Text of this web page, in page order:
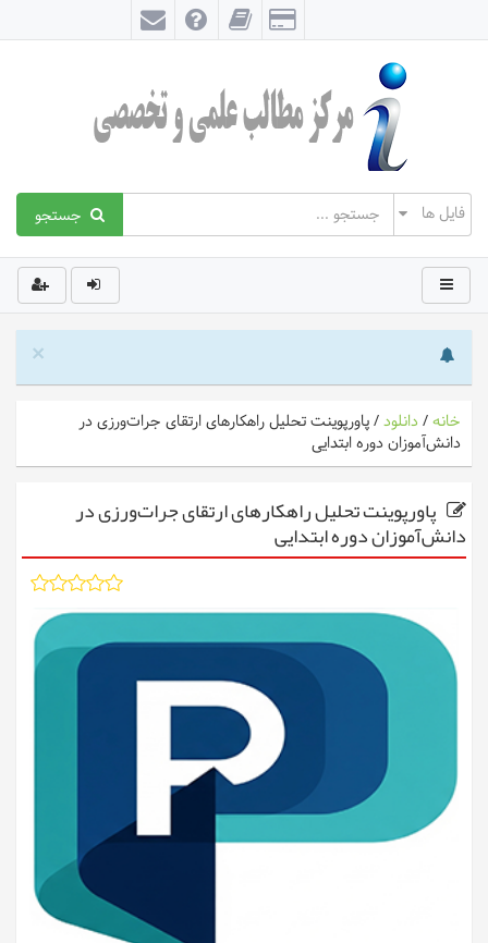
جستجو
×
خانه/ دانلود/پاورپوینت تحلیل راهکارهای ارتقای جرات‌ورزی در
دانش‌آموزان دوره ابتدایی
پاورپوینت تحلیل راهکارهای ارتقای جرات‌ورزی در
دانش‌آموزان دوره ابتدایی